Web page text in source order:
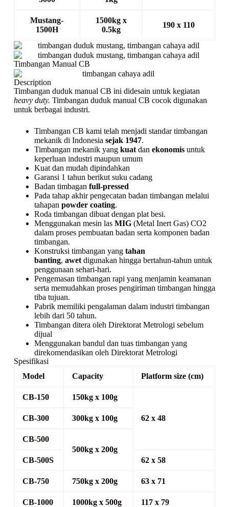
Mustang-
1500H
1500kg x
0.5kg
190 x 110
Timbangan Manual CB
Description
Timbangan duduk manual CB ini didesain untuk kegiatan
heavy duty. Timbangan duduk manual CB cocok digunakan
untuk berbagai industri.
Timbangan CB kami telah menjadi standar timbangan
mekanik di Indonesia sejak 1947.
Timbangan mekanik yang kuatdan ekonomisuntuk
keperluan industri maupun umum
Kuat dan mudah dipindahkan
Garansi 1 tahun berikut suku cadang
Badan timbagan full-pressed
Pada tahap akhir pengecatan badan timbangan melalui
tahapan powder coating.
Roda timbangan dibuat dengan plat besi.
Menggunakan mesin las MIG(Metal Inert Gas) CO2
dalam proses pembuatan badan serta komponen badan
timbangan.
Konstruksi timbangan yang tahan
banting, awetdigunakan hingga bertahun-tahun untuk
penggunaan sehari-hari.
Pengemasan timbangan rapi yang menjamin keamanan
serta memudahkan proses pengiriman timbangan hingga
tiba tujuan.
Pabrik memiliki pengalaman dalam industri timbangan
lebih dari 50 tahun.
Timbangan ditera oleh Direktorat Metrologi sebelum
dijual
Menggunakan bandul dan tuas timbangan yang
direkomendasikan oleh Direktorat Metrologi
Spesifikasi
Model
Capacity Platform size (cm)
CB-150 150kg x 100g
62 x 48
CB-300 300kg x 100g
CB-500
500kg x 200g
CB-500S
62 x 58
CB-750 750kg x 200g 63 x 71
CB-1000 1000kg x 500g 117 x 79